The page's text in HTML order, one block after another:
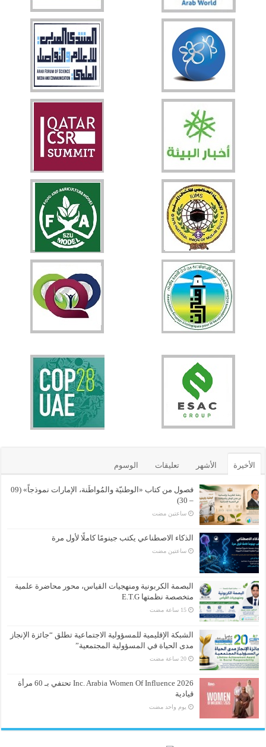
الأخيرة الأشهر تعليقات الوسوم
فصول من كتاب «الوطنيّة والمُواطَنة، الإمارات نموذجاً» (09
– 30)
‏ساعتين مضت
الذكاء الاصطناعي يكتب جينومًا كاملًا لأول مرة
‏ساعتين مضت
البصمة الكربونية ومنهجيات القياس، محور محاضرة علمية
متخصصة نظمتها E.T.G
الشبكة الإقليمية للمسؤولية الاجتماعية تطلق “جائزة الإنجاز
مدى الحياة في المسؤولية المجتمعية”
Inc. Arabia Women Of Influence 2026 تحتفي بـ 60 مرأة
قيادية
‏يوم واحد مضت